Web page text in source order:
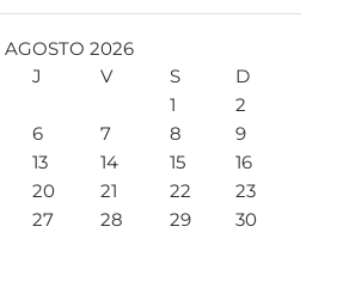
AGOSTO 2026
J V S
D
1
2
6 7 8
9
13 14 15
16
20 21 22
23
27 28 29
30